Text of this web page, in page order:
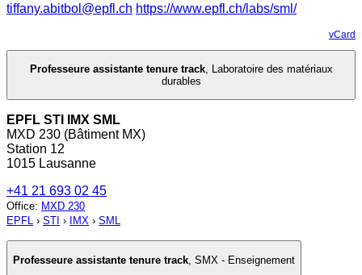
tiffany.abitbol@epfl.ch https://www.epfl.ch/labs/sml/
vCard
Professeure assistante tenure track, Laboratoire des matériaux
durables
EPFL STI IMX SML
MXD 230 (Bâtiment MX)
Station 12
1015 Lausanne
+41 21 693 02 45
Office: MXD 230
EPFL › STI › IMX › SML
Professeure assistante tenure track SMX - Enseignement